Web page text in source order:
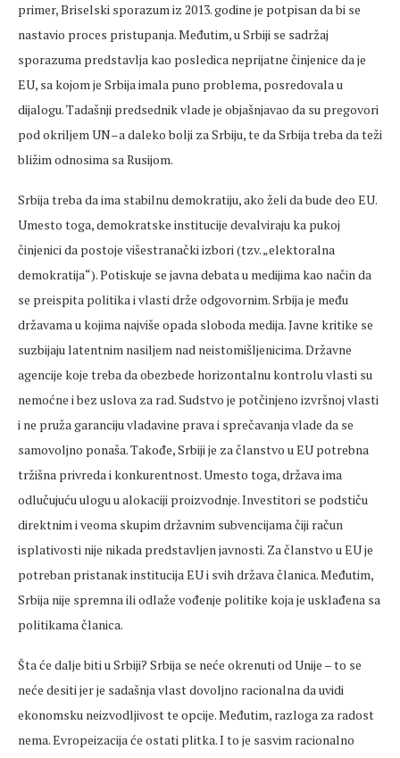
primer, Briselski sporazum iz 2013. godine je potpisan da bi se
nastavio proces pristupanja. Međutim, u Srbiji se sadržaj
sporazuma predstavlja kao posledica neprijatne činjenice da je
EU, sa kojom je Srbija imala puno problema, posredovala u
dijalogu. Tadašnji predsednik vlade je objašnjavao da su pregovori
pod okriljem UN–a daleko bolji za Srbiju, te da Srbija treba da teži
bližim odnosima sa Rusijom.
Srbija treba da ima stabilnu demokratiju, ako želi da bude deo EU.
Umesto toga, demokratske institucije devalviraju ka pukoj
činjenici da postoje višestranački izbori (tzv. „elektoralna
demokratija“). Potiskuje se javna debata u medijima kao način da
se preispita politika i vlasti drže odgovornim. Srbija je među
državama u kojima najviše opada sloboda medija. Javne kritike se
suzbijaju latentnim nasiljem nad neistomišljenicima. Državne
agencije koje treba da obezbede horizontalnu kontrolu vlasti su
nemoćne i bez uslova za rad. Sudstvo je potčinjeno izvršnoj vlasti
i ne pruža garanciju vladavine prava i sprečavanja vlade da se
samovoljno ponaša. Takođe, Srbiji je za članstvo u EU potrebna
tržišna privreda i konkurentnost. Umesto toga, država ima
odlučujuću ulogu u alokaciji proizvodnje. Investitori se podstiču
direktnim i veoma skupim državnim subvencijama čiji račun
isplativosti nije nikada predstavljen javnosti. Za članstvo u EU je
potreban pristanak institucija EU i svih država članica. Međutim,
Srbija nije spremna ili odlaže vođenje politike koja je usklađena sa
politikama članica.
Šta će dalje biti u Srbiji? Srbija se neće okrenuti od Unije – to se
neće desiti jer je sadašnja vlast dovoljno racionalna da uvidi
ekonomsku neizvodljivost te opcije. Međutim, razloga za radost
nema. Evropeizacija će ostati plitka. I to je sasvim racionalno